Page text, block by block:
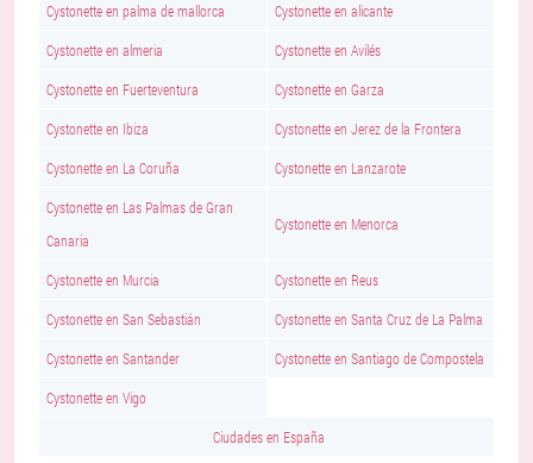
Cystonette en palma de mallorca Cystonette en alicante
Cystonette en almeria Cystonette en Avilés
Cystonette en Fuerteventura Cystonette en Garza
Cystonette en Ibiza Cystonette en Jerez de la Frontera
Cystonette en La Coruña Cystonette en Lanzarote
Cystonette en Las Palmas de Gran
Canaria
Cystonette en Menorca
Cystonette en Murcia Cystonette en Reus
Cystonette en San Sebastián Cystonette en Santa Cruz de La Palma
Cystonette en Santander Cystonette en Santiago de Compostela
Cystonette en Vigo
Ciudades en España